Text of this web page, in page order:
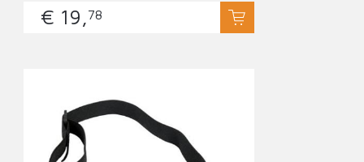
€ 19,78